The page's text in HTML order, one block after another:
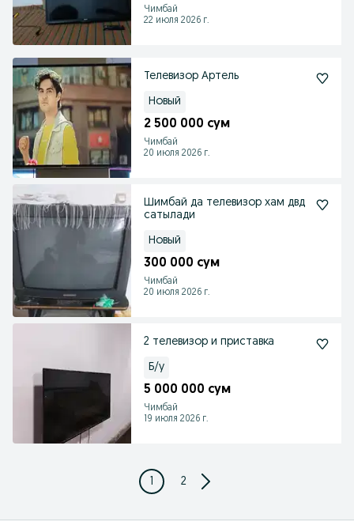
Чимбай
22 июля 2026 г.
Телевизор Артель
Новый
2 500 000 сум
Чимбай
20 июля 2026 г.
Шимбай да телевизор хам двд
сатылади
Новый
300 000 сум
Чимбай
20 июля 2026 г.
2 телевизор и приставка
Б/у
5 000 000 сум
Чимбай
19 июля 2026 г.
1 2